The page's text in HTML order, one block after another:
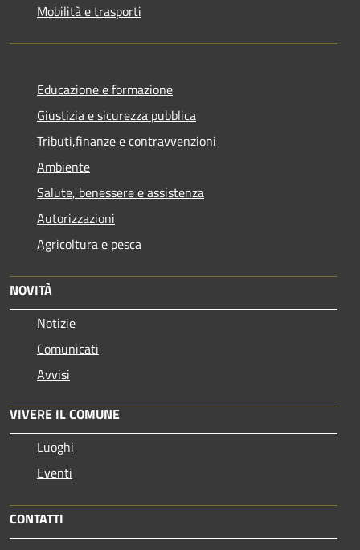
Mobilità e trasporti
Educazione e formazione
Giustizia e sicurezza pubblica
Tributi,finanze e contravvenzioni
Ambiente
Salute, benessere e assistenza
Autorizzazioni
Agricoltura e pesca
NOVITÀ
Notizie
Comunicati
Avvisi
VIVERE IL COMUNE
Luoghi
Eventi
CONTATTI